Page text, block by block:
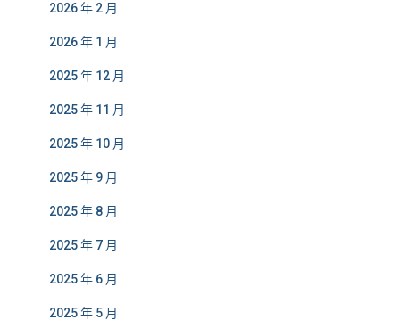
2026 年 2 月
2026 年 1 月
2025 年 12 月
2025 年 11 月
2025 年 10 月
2025 年 9 月
2025 年 8 月
2025 年 7 月
2025 年 6 月
2025 年 5 月